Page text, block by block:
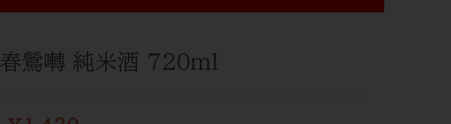
春鶯囀 純米酒 720ml